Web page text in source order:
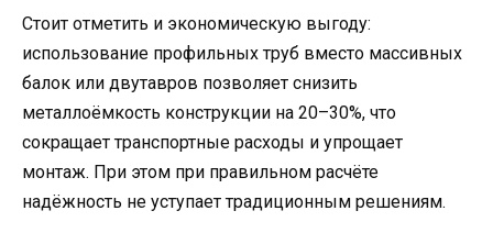
Стоит отметить и экономическую выгоду:
использование профильных труб вместо массивных
балок или двутавров позволяет снизить
металлоёмкость конструкции на 20–30%, что
сокращает транспортные расходы и упрощает
монтаж. При этом при правильном расчёте
надёжность не уступает традиционным решениям.